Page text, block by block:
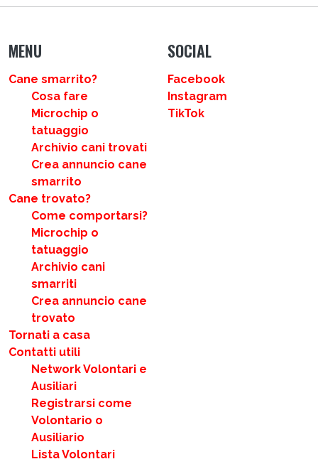
MENU
Cane smarrito?
Cosa fare
Microchip o
tatuaggio
Archivio cani trovati
Crea annuncio cane
smarrito
Cane trovato?
Come comportarsi?
Microchip o
tatuaggio
Archivio cani
smarriti
Crea annuncio cane
trovato
Tornati a casa
Contatti utili
Network Volontari e
Ausiliari
Registrarsi come
Volontario o
Ausiliario
Lista Volontari
SOCIAL
Facebook
Instagram
TikTok